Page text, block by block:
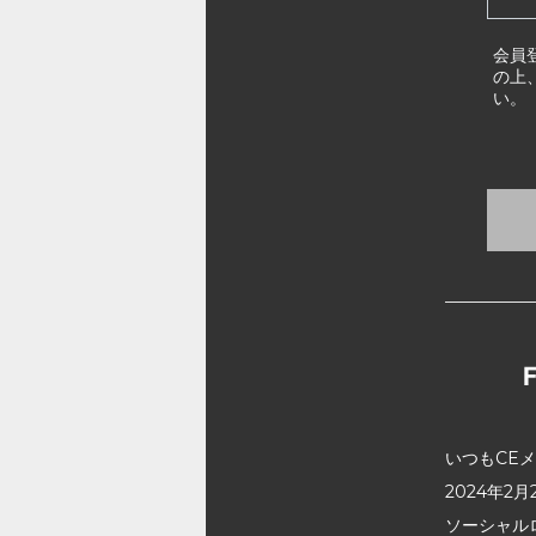
会員
の上
い。
いつもCE
2024年2月
ソーシャ